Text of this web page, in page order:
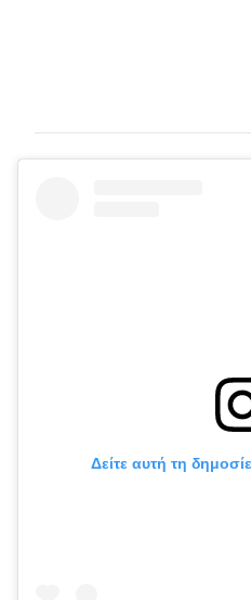
Δείτε αυτή τη